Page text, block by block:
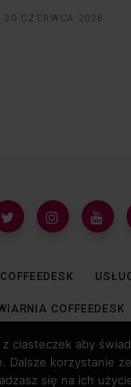
30 CZERWCA 2026
COFFEEDESK
ALL
ciasteczek aby
Dalsze korzystanie
się na ich